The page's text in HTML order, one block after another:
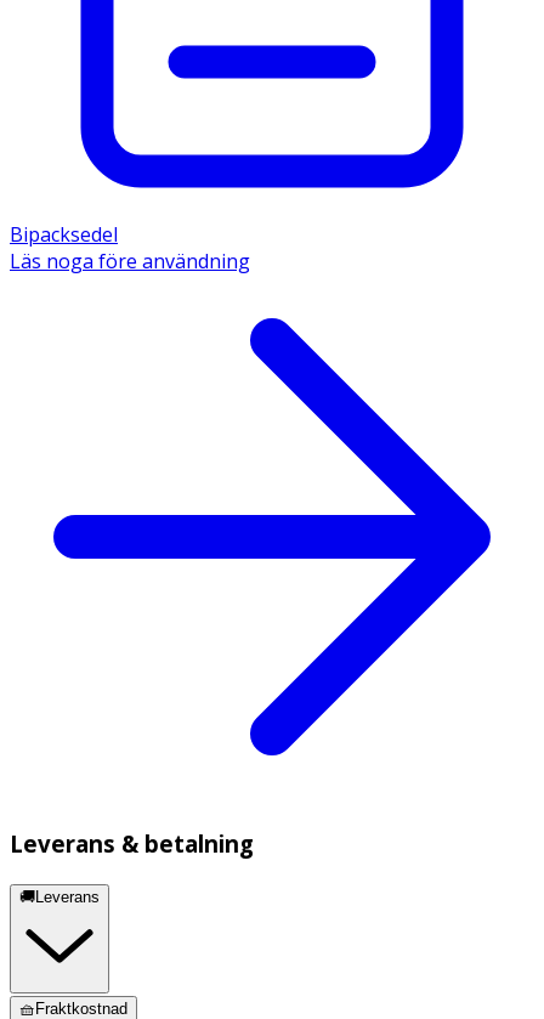
Bipacksedel
Läs noga före användning
Leverans & betalning
🚚Leverans
🧺Fraktkostnad